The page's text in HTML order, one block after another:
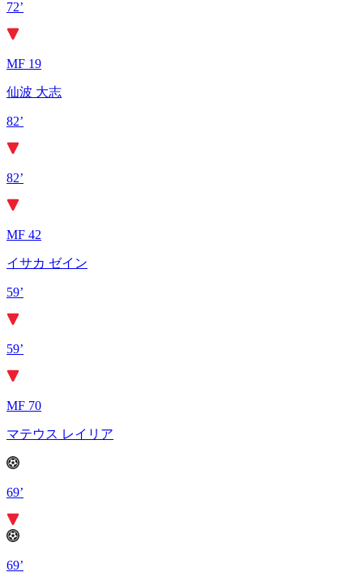
72’
MF 19
仙波 大志
82’
82’
MF 42
イサカ ゼイン
59’
59’
MF 70
マテウス レイリア
69’
69’